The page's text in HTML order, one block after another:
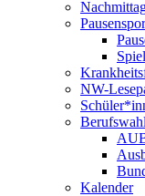
NW-
Kalender